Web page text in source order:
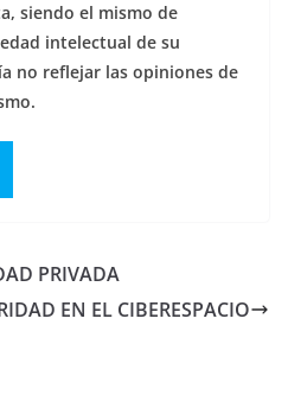
siendo el mismo de
intelectual de su
no reflejar las opiniones de
PRIVADA
EN EL CIBERESPACIO